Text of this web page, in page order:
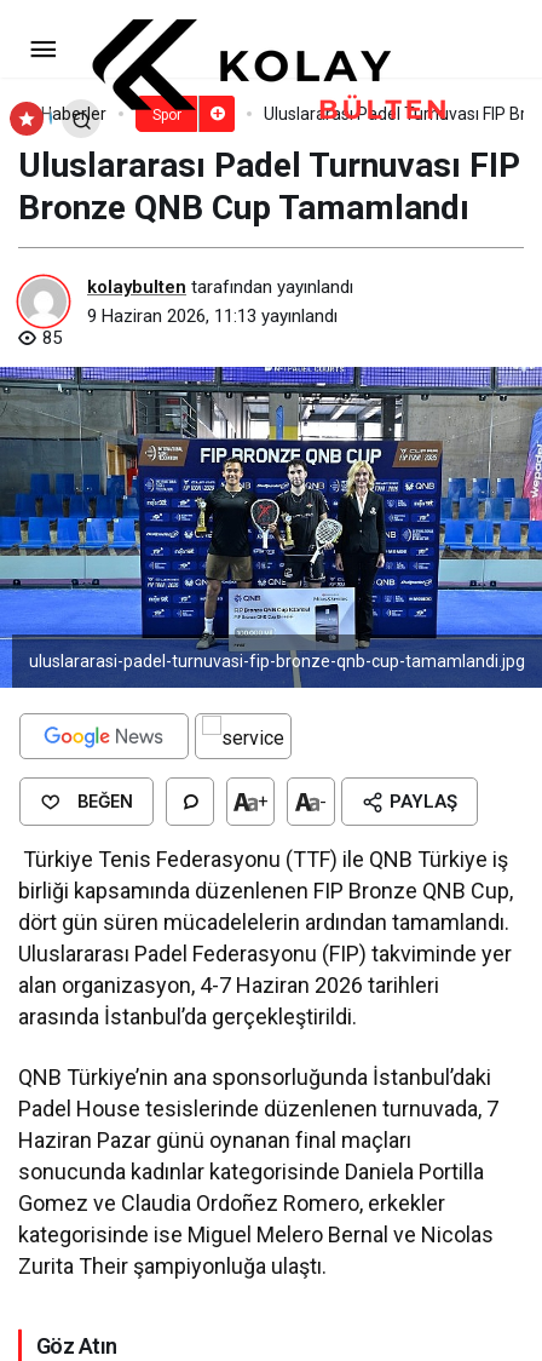
Haberler Spor Uluslararası Padel Turnuvası FIP
Uluslararası Padel Turnuvası FIP
Bronze QNB Cup Tamamlandı
kolaybulten tarafından yayınlandı
9 Haziran 2026, 11:13 yayınlandı
85
uluslararasi-padel-turnuvasi-fip-bronze-qnb-cup-tamamlandi.jpg
BEĞEN + - PAYLAŞ
Türkiye Tenis Federasyonu (TTF) ile QNB Türkiye iş
birliği kapsamında düzenlenen FIP Bronze QNB Cup,
dört gün süren mücadelelerin ardından tamamlandı.
Uluslararası Padel Federasyonu (FIP) takviminde yer
alan organizasyon, 4-7 Haziran 2026 tarihleri
arasında İstanbul’da gerçekleştirildi.
QNB Türkiye’nin ana sponsorluğunda İstanbul’daki
Padel House tesislerinde düzenlenen turnuvada, 7
Haziran Pazar günü oynanan final maçları
sonucunda kadınlar kategorisinde Daniela Portilla
Gomez ve Claudia Ordoñez Romero, erkekler
kategorisinde ise Miguel Melero Bernal ve Nicolas
Zurita Their şampiyonluğa ulaştı.
Göz Atın
Menderes’te Ayaklar
Şampiyonluk İçin Çalıştı
Yorum Yap Paylaş